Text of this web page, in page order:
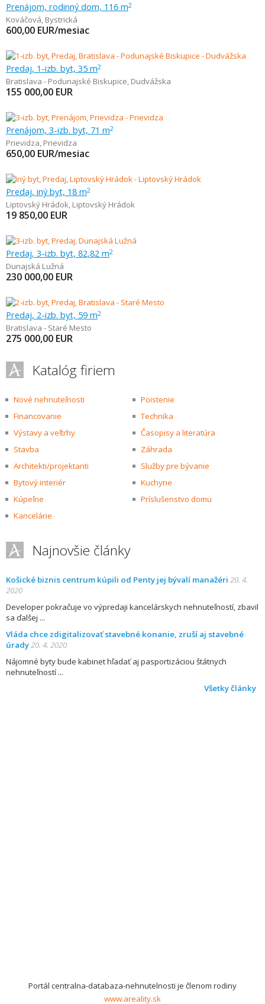
Prenájom, rodinný dom, 116 m2
Kováčová, Bystrická
600,00 EUR/mesiac
Predaj, 1-izb. byt, 35 m2
Bratislava - Podunajské Biskupice, Dudvážska
155 000,00 EUR
Prenájom, 3-izb. byt, 71 m2
Prievidza, Prievidza
650,00 EUR/mesiac
Predaj, iný byt, 18 m2
Liptovský Hrádok, Liptovský Hrádok
19 850,00 EUR
Predaj, 3-izb. byt, 82,82 m2
Dunajská Lužná
230 000,00 EUR
Predaj, 2-izb. byt, 59 m2
Bratislava - Staré Mesto
275 000,00 EUR
Katalóg firiem
Nové nehnuteľnosti
Poistenie
Financovanie
Technika
Výstavy a veľtrhy
Časopisy a literatúra
Stavba
Záhrada
Architekti/projektanti
Služby pre bývanie
Bytový interiér
Kuchyne
Kúpeľne
Príslušenstvo domu
Kancelárie
Najnovšie články
Košické biznis centrum kúpili od Penty jej bývalí manažéri 20. 4.
2020
Developer pokračuje vo výpredaji kancelárskych nehnuteľností, zbavil
sa ďalšej
Vláda chce zdigitalizovať stavebné konanie, zruší aj stavebné
úrady20. 4. 2020
Nájomné byty bude kabinet hľadať aj pasportizáciou štátnych
nehnuteľností
Všetky články
Portál centralna-databaza-nehnutelnosti je členom rodiny
www.areality.sk